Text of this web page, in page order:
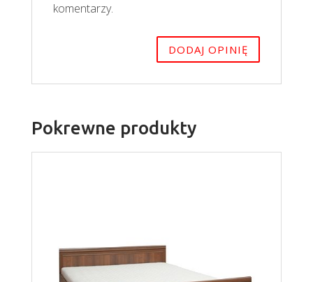
komentarzy.
Pokrewne produkty